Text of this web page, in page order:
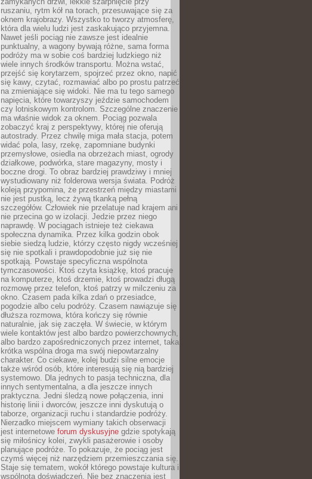
ruszaniu, rytm kół na torach, przesuwające się za
oknem krajobrazy. Wszystko to tworzy atmosferę,
która dla wielu ludzi jest zaskakująco przyjemna.
Nawet jeśli pociąg nie zawsze jest idealnie
punktualny, a wagony bywają różne, sama forma
podróży ma w sobie coś bardziej ludzkiego niż
wiele innych środków transportu. Można wstać,
przejść się korytarzem, spojrzeć przez okno, napić
się kawy, czytać, rozmawiać albo po prostu patrzeć
na zmieniające się widoki. Nie ma tu tego samego
napięcia, które towarzyszy jeździe samochodem
czy lotniskowym kontrolom. Szczególne znaczenie
ma właśnie widok za oknem. Pociąg pozwala
zobaczyć kraj z perspektywy, której nie oferują
autostrady. Przez chwilę miga mała stacja, potem
widać pola, lasy, rzekę, zapomniane budynki
przemysłowe, osiedla na obrzeżach miast, ogrody
działkowe, podwórka, stare magazyny, mosty i
boczne drogi. To obraz bardziej prawdziwy i mniej
wystudiowany niż folderowa wersja świata. Podróż
koleją przypomina, że przestrzeń między miastami
nie jest pustką, lecz żywą tkanką pełną
szczegółów. Człowiek nie przelatuje nad krajem ani
nie przecina go w izolacji. Jedzie przez niego
naprawdę. W pociągach istnieje też ciekawa
społeczna dynamika. Przez kilka godzin obok
siebie siedzą ludzie, którzy często nigdy wcześniej
się nie spotkali i prawdopodobnie już się nie
spotkają. Powstaje specyficzna wspólnota
tymczasowości. Ktoś czyta książkę, ktoś pracuje
na komputerze, ktoś drzemie, ktoś prowadzi długą
rozmowę przez telefon, ktoś patrzy w milczeniu za
okno. Czasem pada kilka zdań o przesiadce,
pogodzie albo celu podróży. Czasem nawiązuje się
dłuższa rozmowa, która kończy się równie
naturalnie, jak się zaczęła. W świecie, w którym
wiele kontaktów jest albo bardzo powierzchownych,
albo bardzo zapośredniczonych przez internet, taka
krótka wspólna droga ma swój niepowtarzalny
charakter. Co ciekawe, kolej budzi silne emocje
także wśród osób, które interesują się nią bardziej
systemowo. Dla jednych to pasja techniczna, dla
innych sentymentalna, a dla jeszcze innych
praktyczna. Jedni śledzą nowe połączenia, inni
historię linii i dworców, jeszcze inni dyskutują o
taborze, organizacji ruchu i standardzie podróży.
Nierzadko miejscem wymiany takich obserwacji
jest internetowe forum dyskusyjne gdzie spotykają
się miłośnicy kolei, zwykli pasażerowie i osoby
planujące podróże. To pokazuje, że pociąg jest
czymś więcej niż narzędziem przemieszczania się.
Staje się tematem, wokół którego powstaje kultura i
wspólnota doświadczeń. Nie bez znaczenia jest